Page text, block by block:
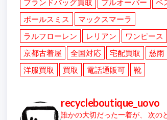
ブランドバッグ買取
プルオーバー
ベ
ポールスミス
マックスマーラ
ラルフローレン
レリアン
ワンピース
京都古着屋
全国対応 宅配買取
慈雨
洋服買取
買取 電話通販可 靴
recycleboutique_uovo
誰かの大切だった一着が、
次の